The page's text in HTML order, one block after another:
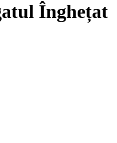
Înghețat